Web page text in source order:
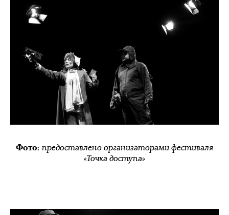
Фото: предоставлено организаторами фестиваля
«Точка доступа»